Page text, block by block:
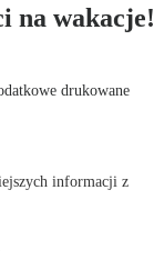
na wakacje!
drukowane
informacji z